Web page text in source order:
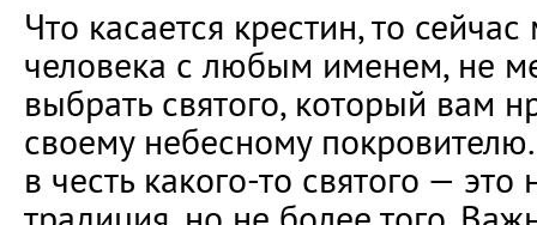
Что касается крестин, то
человека с любым именем, не
выбрать святого, который вам
своему небесному
в честь какого-то святого —